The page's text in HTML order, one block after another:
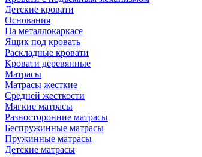
Детские кровати
Основания
На металлокаркасе
Ящик под кровать
Раскладные кровати
Кровати деревянные
Матрасы
Матрасы жесткие
Средней жесткости
Мягкие матрасы
Разносторонние матрасы
Беспружинные матрасы
Пружинные матрасы
Детские матрасы